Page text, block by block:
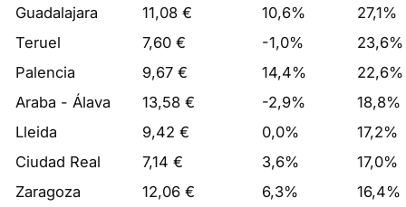
Guadalajara
11,08 € 10,6%
27,1%
Teruel
7,60 € -1,0%
23,6%
Palencia
9,67 € 14,4%
22,6%
Araba - Álava
13,58 € -2,9%
18,8%
Lleida
9,42 € 0,0%
17,2%
Ciudad Real
7,14 € 3,6%
17,0%
Zaragoza
12,06 € 6,3%
16,4%